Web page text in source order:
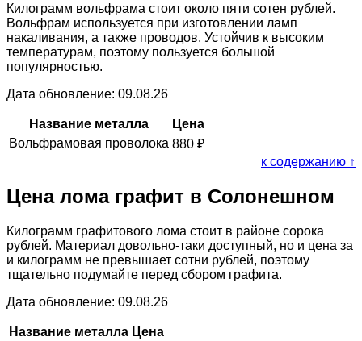
Килограмм вольфрама стоит около пяти сотен рублей.
Вольфрам используется при изготовлении ламп
накаливания, а также проводов. Устойчив к высоким
температурам, поэтому пользуется большой
популярностью.
Дата обновление: 09.08.26
Название металла
Цена
Вольфрамовая проволока 880 ₽
к содержанию ↑
Цена лома графит в Солонешном
Килограмм графитового лома стоит в районе сорока
рублей. Материал довольно-таки доступный, но и цена за
и килограмм не превышает сотни рублей, поэтому
тщательно подумайте перед сбором графита.
Дата обновление: 09.08.26
Название металла Цена